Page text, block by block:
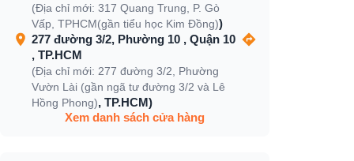
(Địa chỉ mới: 317 Quang Trung, P. Gò
Vấp, TPHCM(gần tiểu học Kim Đồng))
277 đường 3/2, Phường 10 , Quận 10
, TP.HCM
(Địa chỉ mới: 277 đường 3/2, Phường
Vườn Lài (gần ngã tư đường 3/2 và Lê
Hồng Phong), TP.HCM)
Xem danh sách cửa hàng